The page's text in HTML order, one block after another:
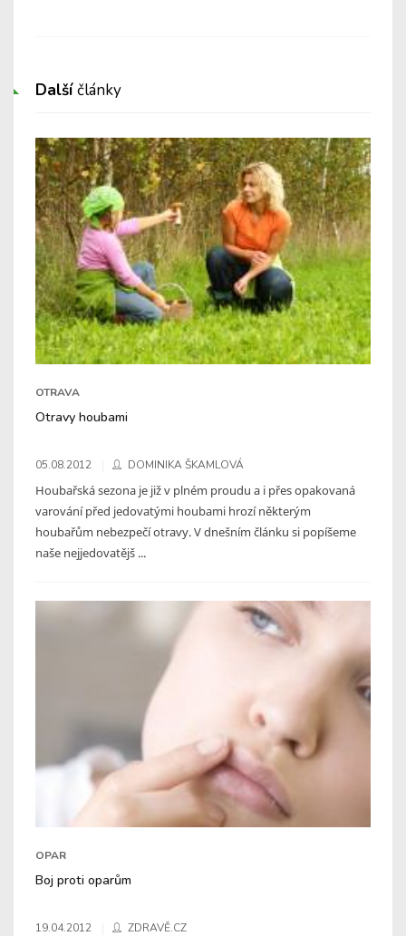
Dalšíčlánky
OTRAVA
Otravy houbami
05.08.2012 DOMINIKA ŠKAMLOVÁ
Houbařská sezona je již v plném proudu a i přes opakovaná
varování před jedovatými houbami hrozí některým
houbařům nebezpečí otravy. V dnešním článku si popíšeme
naše nejjedovatějš ...
OPAR
Boj proti oparům
19.04.2012 ZDRAVĚ.CZ